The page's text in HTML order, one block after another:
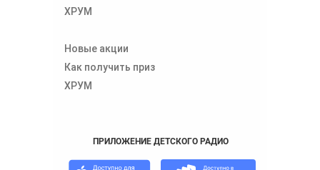
ХРУМ
Новые акции
Как получить приз
ХРУМ
ПРИЛОЖЕНИЕ ДЕТСКОГО РАДИО